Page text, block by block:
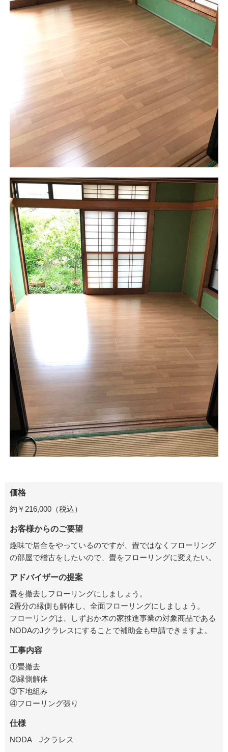
価格
約￥216,000（税込）
お客様からのご要望
趣味で居合をやっているのですが、畳ではなくフローリング
の部屋で稽古をしたいので、畳をフローリングに変えたい。
アドバイザーの提案
畳を撤去しフローリングにしましょう。
2畳分の縁側も解体し、全面フローリングにしましょう。
フローリングは、しずおか木の家推進事業の対象商品である
NODAのJクラレスにすることで補助金も申請できますよ。
工事内容
①畳撤去
②縁側解体
③下地組み
④フローリング張り
仕様
NODA Jクラレス